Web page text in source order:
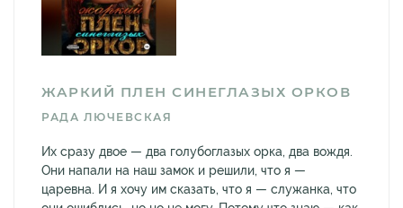
ЖАРКИЙ ПЛЕН СИНЕГЛАЗЫХ ОРКОВ
РАДА ЛЮЧЕВСКАЯ
Их сразу двое — два голубоглазых орка, два вождя.
Они напали на наш замок и решили, что я —
царевна. И я хочу им сказать, что я — служанка, что